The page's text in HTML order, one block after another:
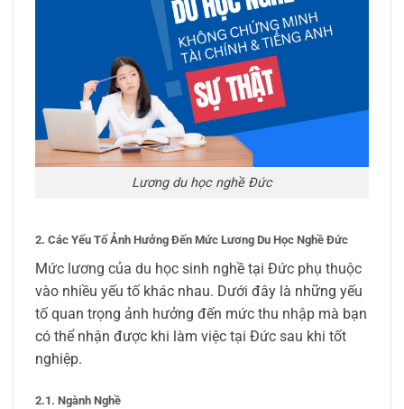
Lương du học nghề Đức
2. Các Yếu Tố Ảnh Hưởng Đến Mức Lương Du Học Nghề Đức
Mức lương của du học sinh nghề tại Đức phụ thuộc
vào nhiều yếu tố khác nhau. Dưới đây là những yếu
tố quan trọng ảnh hưởng đến mức thu nhập mà bạn
có thể nhận được khi làm việc tại Đức sau khi tốt
nghiệp.
2.1. Ngành Nghề